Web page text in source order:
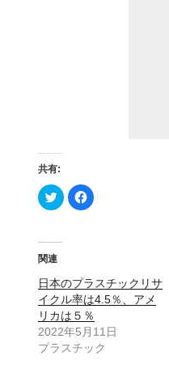
共有:
ク
リ
て
t
t
e
r
で
共
有
(
F
a
共
有
す
る
に
は
ク
リ
関連
日本のプラスチックリサ
イクル率は4.5％、アメ
リカは５％
2022年5月11日
プラスチック